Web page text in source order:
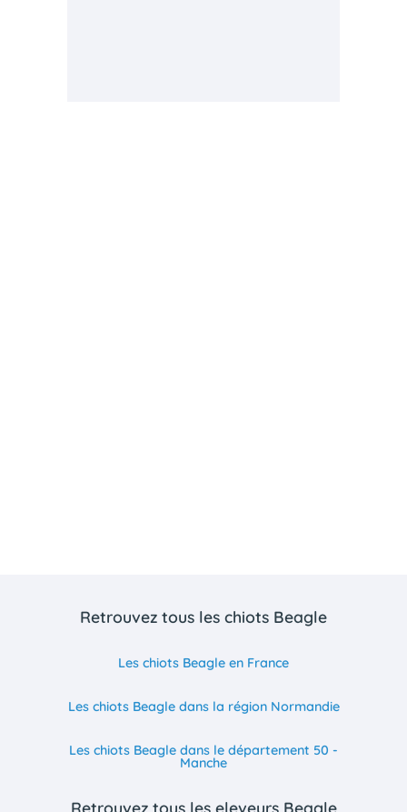
Retrouvez tous les chiots Beagle
Les chiots Beagle en France
Les chiots Beagle dans la région Normandie
Les chiots Beagle dans le département 50 -
Manche
Retrouvez tous les eleveurs Beagle